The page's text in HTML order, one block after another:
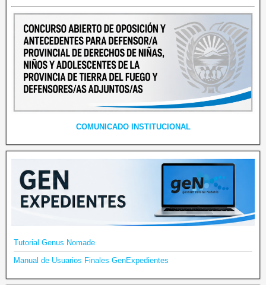
COMUNICADO INSTITUCIONAL
Tutorial Genus Nomade
Manual de Usuarios Finales GenExpedientes